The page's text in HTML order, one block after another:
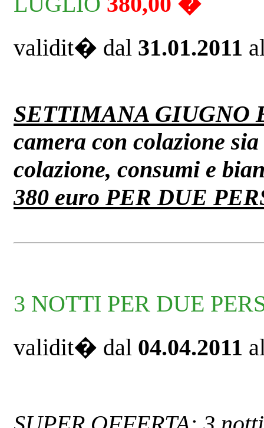
validit� dal 31.01.2011
SETTIMANA GIUGNO
camera con colazione
colazione, consumi e
380 euro PER DUE
3 NOTTI PER DUE
validit� dal 04.04.2011